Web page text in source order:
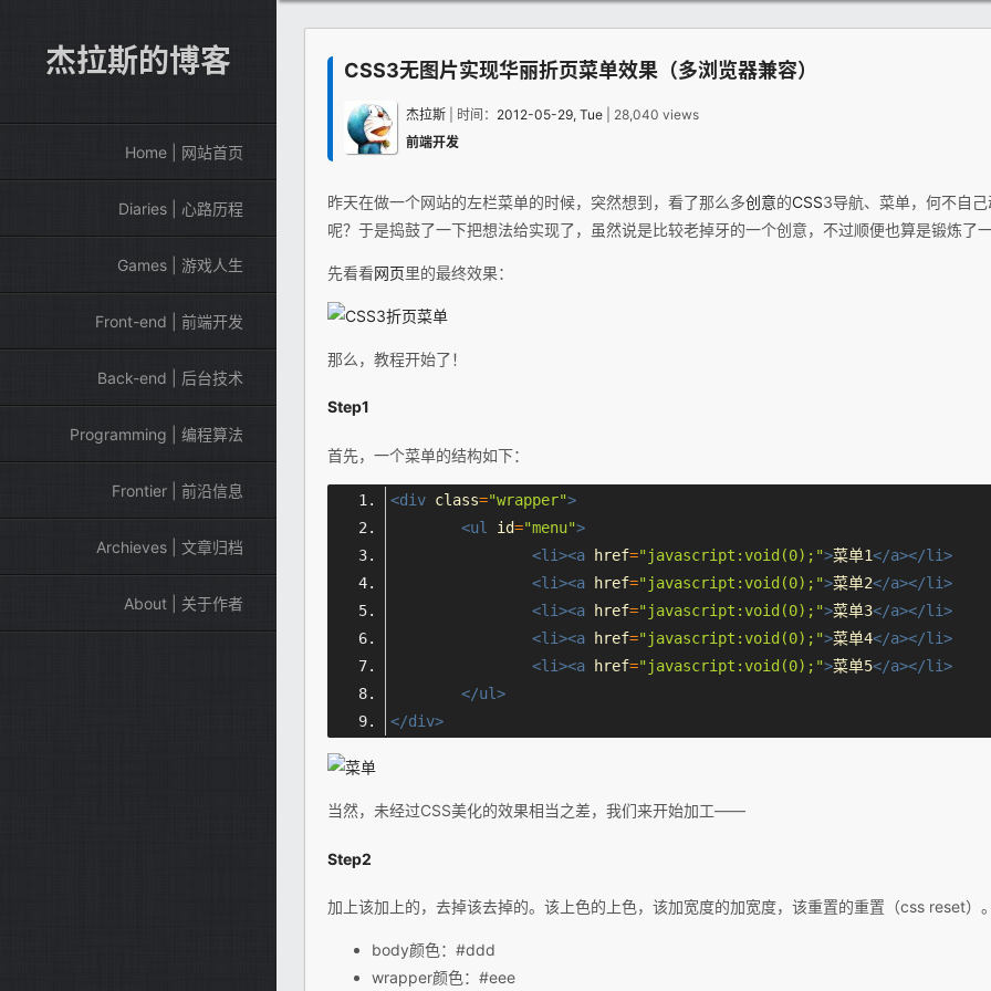
CSS3无图片实现华丽折页菜单效果（多浏览器兼容）
杰拉斯 | 时间： 2012-05-29, Tue | 28,040 views
前端开发
昨天在做一个网站的左栏菜单的时候，突然想到，看了那么多创意的CSS3导航、菜单，何不自
呢？于是捣鼓了一下把想法给实现了，虽然说是比较老掉牙的一个创意，不过顺便也算是锻炼了
先看看网页里的最终效果：
那么，教程开始了！
Step1
首先，一个菜单的结构如下：
<div class="wrapper">
<ul
id="menu">
<li><a
href=" javascript :void(0);">菜单1</a></li>
<li><a
href=" javascript:void(0);">菜单2</a></li>
<li><a
href="javascript:void(0);">菜单3</a></li>
<li><a
href="javascript:void(0);">菜单4</a></li>
<li><a
href="javascript:void(0);">菜单5</a></li>
</ul>
</div>
当然，未经过CSS美化的效果相当之差，我们来开始加工——
Step2
加上该加上的，去掉该去掉的。该上色的上色，该加宽度的加宽度，该重置的重置（css reset）
body颜色：#ddd
wrapper颜色：#eee
杰拉斯的博客
Home | 网站首页
Diaries | 心路历程
Games | 游戏人生
Front-end | 前端开发
Back-end | 后台技术
Programming | 编程算法
Frontier | 前沿信息
Archieves | 文章归档
About | 关于作者